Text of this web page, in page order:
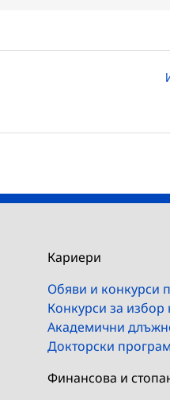
Кариери
Обяви и конкурси
Конкурси за
Академични
Докторски
Финансова и